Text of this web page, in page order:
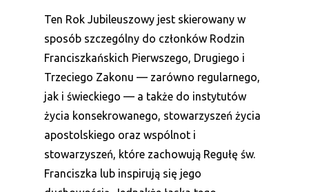
Ten Rok Jubileuszowy jest skierowany w
sposób szczególny do członków Rodzin
Franciszkańskich Pierwszego, Drugiego i
Trzeciego Zakonu — zarówno regularnego,
jak i świeckiego — a także do instytutów
życia konsekrowanego, stowarzyszeń życia
apostolskiego oraz wspólnot i
stowarzyszeń, które zachowują Regułę św.
Franciszka lub inspirują się jego